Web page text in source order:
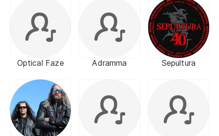
Optical Faze Adramma Sepultura